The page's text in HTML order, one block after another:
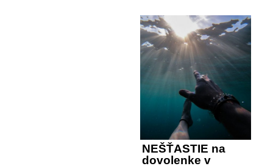
NEŠŤASTIE na
dovolenke v